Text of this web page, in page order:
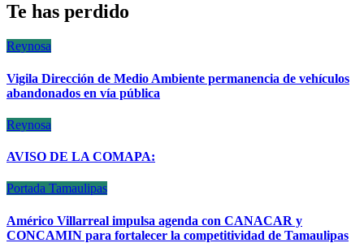
Te has perdido
Reynosa
Vigila Dirección de Medio Ambiente permanencia de vehículos
abandonados en vía pública
Reynosa
AVISO DE LA COMAPA:
Portada Tamaulipas
Américo Villarreal impulsa agenda con CANACAR y
CONCAMIN para fortalecer la competitividad de Tamaulipas